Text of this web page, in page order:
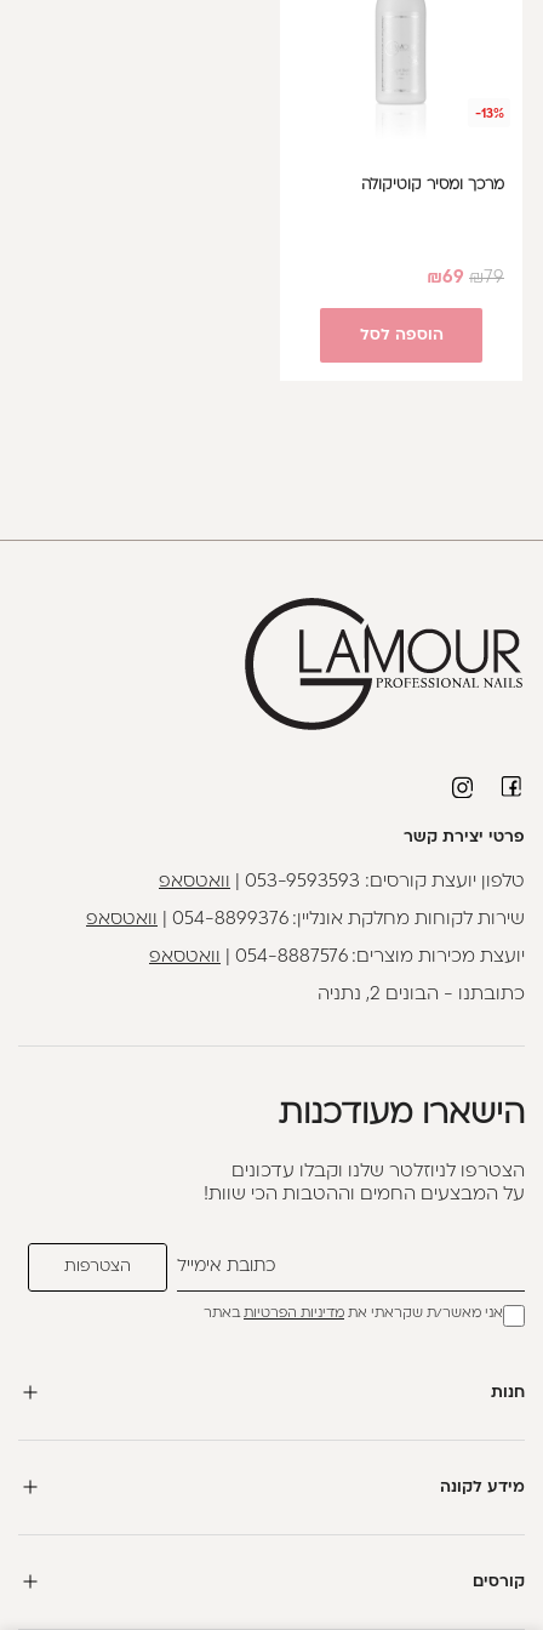
-13%
מרכך ומסיר קוטיקולה
₪79
₪69
הוספה לסל
פרטי יצירת קשר
טלפון יועצת קורסים: 053-9593593 וואטסאפ
שירות לקוחות מחלקת אונליין:054-8899376 וואטסאפ
יועצת מכירות מוצרים:054-8887576 וואטסאפ
כתובתנו - הבונים 2, נתניה
הישארו מעודכנות
הצטרפו לניוזלטר שלנו וקבלו עדכונים
על המבצעים החמים וההטבות הכי שוות!
אני מאשר/ת שקראתי את מדיניות הפרטיותבאתר
חנות
מידע לקונה
קורסים